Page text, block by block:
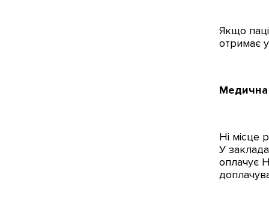
Якщо
отримає
Медична
Ні місце
У
оплачує